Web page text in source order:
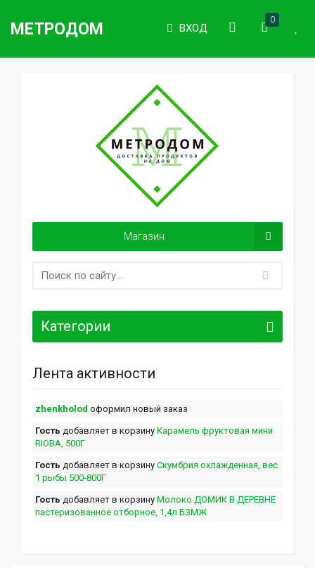
МЕТРОДОМ ВХОД
0
Магазин
Категории
Лента активности
zhenkholod оформил новый заказ
Гость добавляет в корзину Карамель фруктовая мини
RIOBA, 500Г
Гость добавляет в корзину Скумбрия охлажденная, вес
1 рыбы 500-800Г
Гость добавляет в корзину Молоко ДОМИК В ДЕРЕВНЕ
пастеризованное отборное, 1,4л БЗМЖ